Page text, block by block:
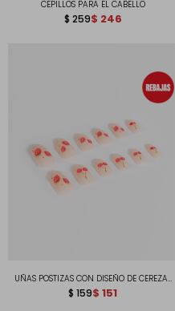
CEPILLOS PARA EL CABELLO
$ 259$ 246
UÑAS POSTIZAS CON DISEÑO DE CEREZAS
Y FRUTILLAS EFECTO 3D ALMENDRADAS
$ 159$ 151